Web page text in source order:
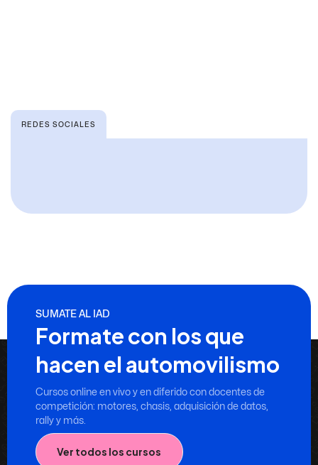
REDES SOCIALES
SUMATE AL IAD
Formate con los que
hacen el automovilismo
Cursos online en vivo y en diferido con docentes de
competición: motores, chasis, adquisición de datos,
rally y más.
Ver todos los cursos